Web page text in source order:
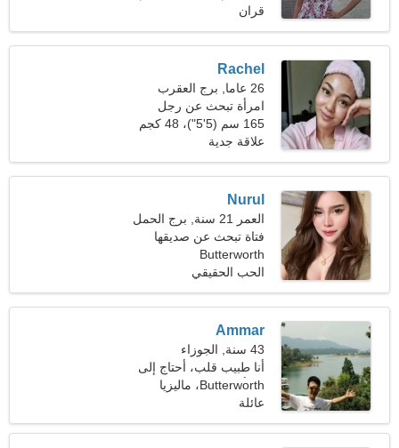
(134 رطلا)
قران
Rachel
26 عاما, برج العقرب
امرأة تبحث عن رجل
165 سم (5'5")، 48 كجم
(105 رطل)
علاقة جدية
Nurul
العمر 21 سنة, برج الحمل
فتاة تبحث عن صديقها
Butterworth
الحب الحقيقي
Ammar
43 سنة, الجوزاء
أنا طبيب قلب، أحتاج إلى
امرأة ماهرة
Butterworth، ماليزيا
عائلة